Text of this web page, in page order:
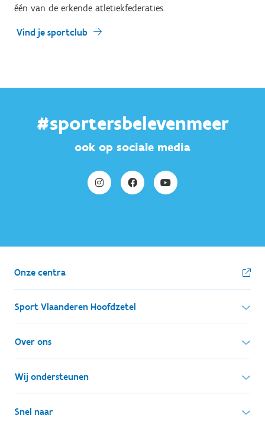
één van de erkende atletiekfederaties.
Vind je sportclub
#sportersbelevenmeer
ook op sociale media
Onze centra
Sport Vlaanderen Hoofdzetel
Simon Bolivarlaan 17
1000 Brussel
Ondernemingsnummer: BE 0248.142.826
Over ons
Wie zijn we, wat doen we
Onze centra
Wij ondersteunen
Lokale besturen
Snel naar